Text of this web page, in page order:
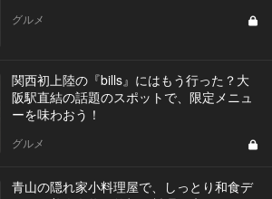
グルメ
関西初上陸の『bills』にはもう行った？大
阪駅直結の話題のスポットで、限定メニュ
ーを味わおう！
グルメ
青山の隠れ家小料理屋で、しっとり和食デ